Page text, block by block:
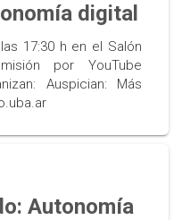
digital
17:30 h en el Salón
por YouTube
Auspician: Más
Autonomía